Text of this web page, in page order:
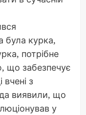
була курка,
потрібне
що забезпечує
з
виявили, що
у